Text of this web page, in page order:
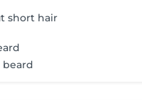
short hair
beard